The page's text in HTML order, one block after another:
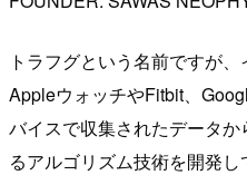
トラフグという名前ですが、
AppleウォッチやFitbit、
バイスで収集されたデータ
るアルゴリズム技術を開発し